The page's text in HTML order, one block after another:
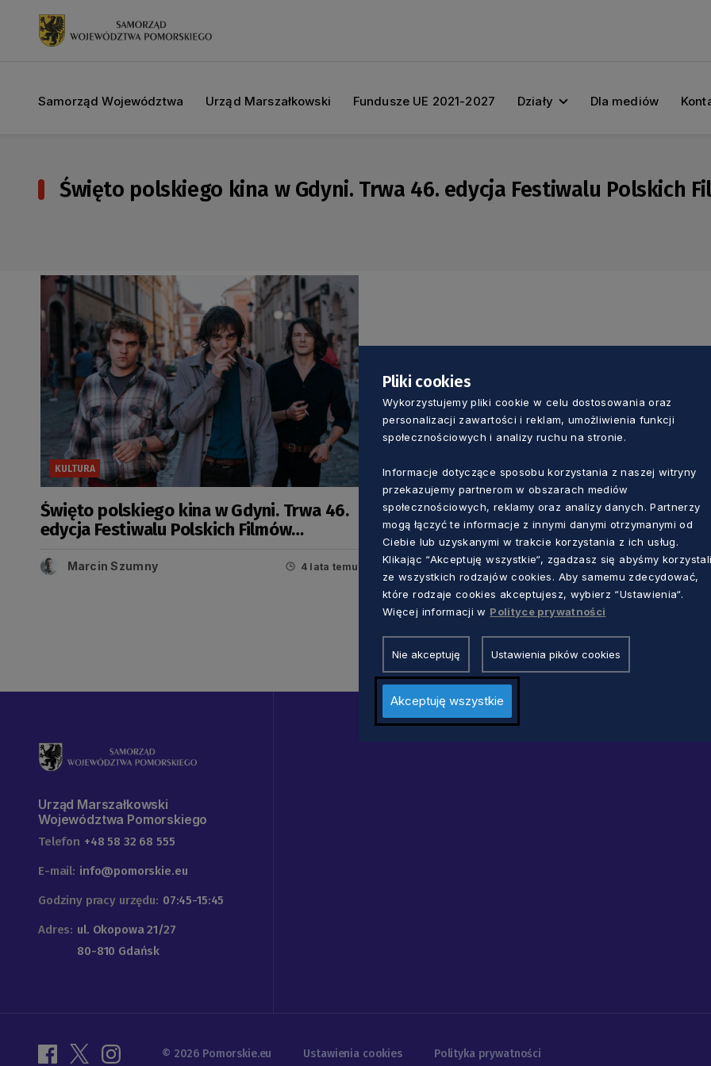
Samorząd Województwa Urząd Marszałkowski Fundusze UE 2021-2027 Działy Dla mediów
Święto polskiego kina w Gdyni. Trwa 46. edycja Festiwalu Polskich
KULTURA
Święto polskiego kina w Gdyni. Trwa 46.
edycja Festiwalu Polskich Filmów
Marcin Szumny 4 lata temu
Urząd Marszałkowski
Województwa Pomorskiego
Telefon +48 58 32 68 555
E-mail: info@pomorskie.eu
Godziny pracy urzędu: 07:45-15:45
Adres: ul. Okopowa 21/27
80-810 Gdańsk
© 2026 Pomorskie.eu Ustawienia cookies Polityka prywatności
Pliki cookies
Wykorzystujemy pliki cookie w celu dostosowania oraz
personalizacji zawartości i reklam, umożliwienia funkcji
społecznościowych i analizy ruchu na stronie.
Informacje dotyczące sposobu korzystania z naszej witryny
przekazujemy partnerom w obszarach mediów
społecznościowych, reklamy oraz analizy danych. Partnerzy
mogą łączyć te informacje z innymi danymi otrzymanymi od
Ciebie lub uzyskanymi w trakcie korzystania z ich usług.
Klikając “Akceptuję wszystkie“, zgadzasz się abyśmy
ze wszystkich rodzajów cookies. Aby samemu zdecydować,
które rodzaje cookies akceptujesz, wybierz “Ustawienia“.
Więcej informacji w Polityce prywatności
Nie akceptuję Ustawienia pików cookies
Akceptuję wszystkie